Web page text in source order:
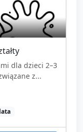
dla dzieci 2–3
z...